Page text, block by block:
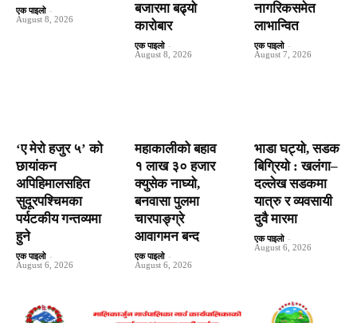
एक पाइलो -
August 8, 2026
बजारमा बढ्यो
कारोबार
एक पाइलो -
August 8, 2026
नागरिकसमेत
लाभान्वित
एक पाइलो -
August 7, 2026
‘ए मेरो हजुर ५’ को
छायांकन
अपिहिमालसहित
सुदूरपश्चिमका
पर्यटकीय गन्तव्यमा
हुने
एक पाइलो -
August 6, 2026
महाकालीको बहाव
१ लाख ३० हजार
क्युसेक नाघ्यो,
बनवासा पुलमा
चारपाङ्ग्रे
आवागमन बन्द
एक पाइलो -
August 6, 2026
भाडा घट्यो, सडक
बिग्रियो : खलंगा–
दल्लेख सडकमा
यात्रु र व्यवसायी
दुवै मारमा
एक पाइलो -
August 6, 2026